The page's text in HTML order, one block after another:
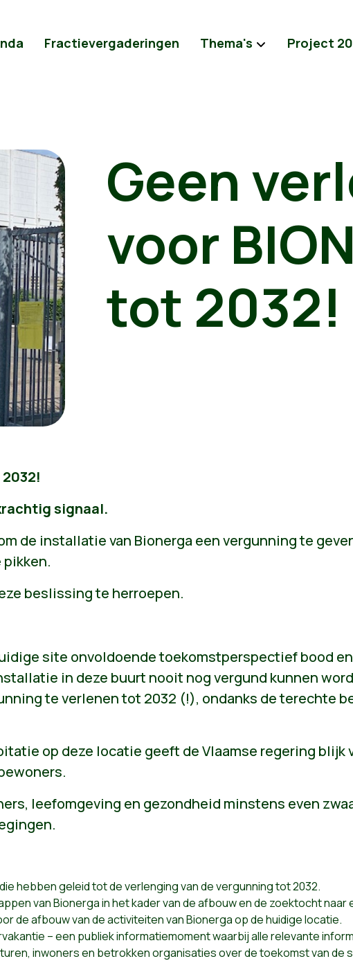
Fractievergaderingen Thema's Project
Geen
voor
tot 2032!
signaal.
de installatie van Bionerga een vergunning te
beslissing te herroepen.
site onvoldoende toekomstperspectief bood
in deze buurt nooit nog vergund kunnen
te verlenen tot 2032 (!), ondanks de terechte
op deze locatie geeft de Vlaamse regering blijk
leefomgeving en gezondheid minstens even
hebben geleid tot de verlenging van de vergunning tot 2032.
van Bionerga in het kader van de afbouw en de zoektocht
de afbouw van de activiteiten van Bionerga op de huidige locatie.
– een publiek informatiemoment waarbij alle relevante
inwoners en betrokken organisaties over de toekomst van de